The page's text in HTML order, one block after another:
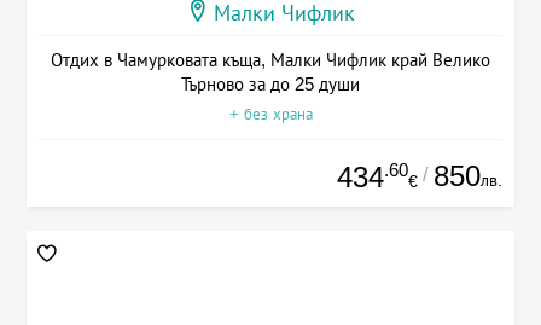
Малки Чифлик
Отдих в Чамурковата къща, Малки Чифлик край Велико
Търново за до 25 души
+ без храна
434.60
€ / 850лв.